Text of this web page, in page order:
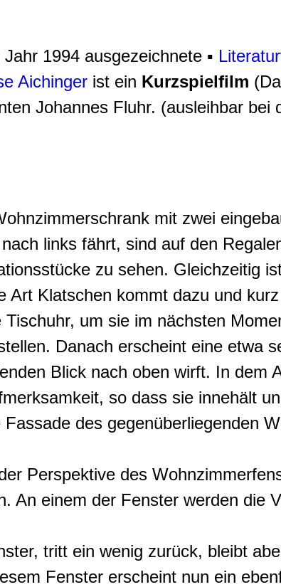
1994 ausgezeichnete ▪
Aichinger ist ein Kurzspielfilm
Johannes Fluhr. (ausleihbar bei
mit zwei
links fährt, sind auf den
zu sehen. Gleichzeitig
Klatschen kommt dazu und
um sie im nächsten
Danach erscheint eine etwa
Blick nach oben wirft. In dem
so dass sie innehält
des gegenüberliegenden
Perspektive des
An einem der Fenster werden die
tritt ein wenig zurück, bleibt
Fenster erscheint nun ein